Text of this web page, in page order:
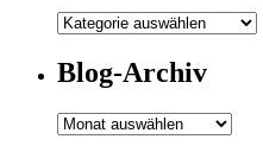
Meine
Blog-Archiv
Blog-